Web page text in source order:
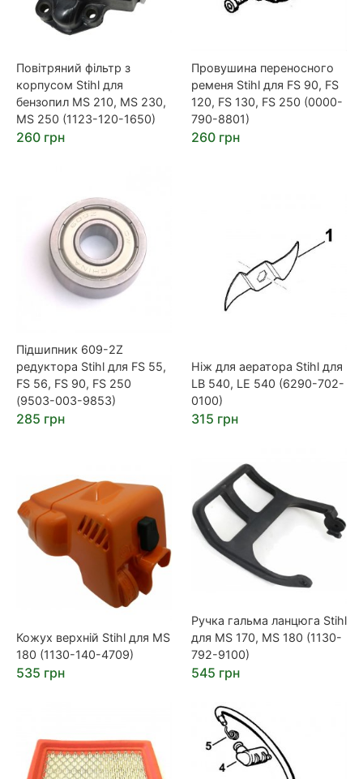
Повітряний фільтр з
корпусом Stihl для
бензопил MS 210, MS 230,
MS 250 (1123-120-1650)
260 грн
Провушина переносного
ременя Stihl для FS 90, FS
120, FS 130, FS 250 (0000-
790-8801)
260 грн
Підшипник 609-2Z
редуктора Stihl для FS 55,
FS 56, FS 90, FS 250
(9503-003-9853)
285 грн
Ніж для аератора Stihl для
LB 540, LE 540 (6290-702-
0100)
315 грн
Кожух верхній Stihl для MS
180 (1130-140-4709)
535 грн
Ручка гальма ланцюга Stihl
для MS 170, MS 180 (1130-
792-9100)
545 грн